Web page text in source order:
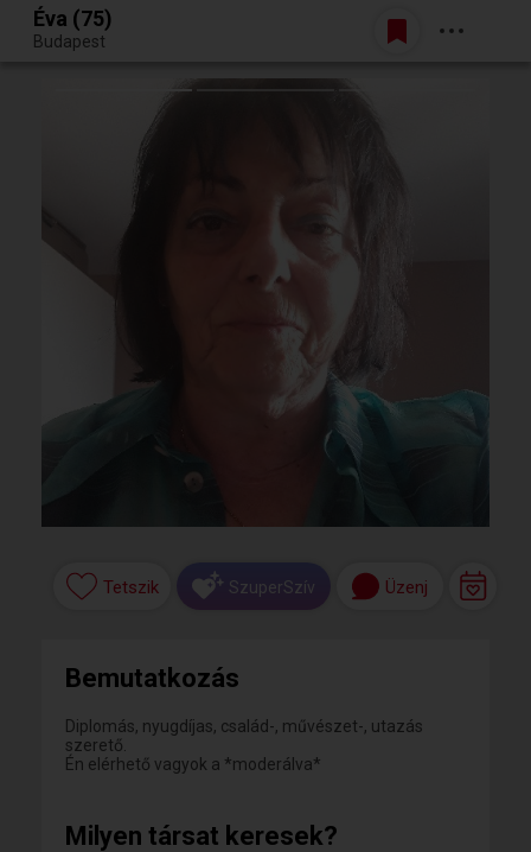
Egy jó randiból bármi lehet.
Belépés
Éva (75)
Budapest
Tetszik SzuperSzív Üzenj
Bemutatkozás
Diplomás, nyugdíjas, család-, művészet-, utazás
szerető.
Én elérhető vagyok a *moderálva*
Milyen társat keresek?